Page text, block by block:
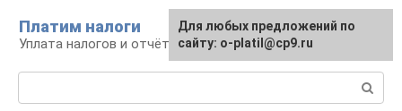
контенту
Платим налоги
Уплата налогов и отчётность
Для любых предложений по
сайту: o-platil@cp9.ru